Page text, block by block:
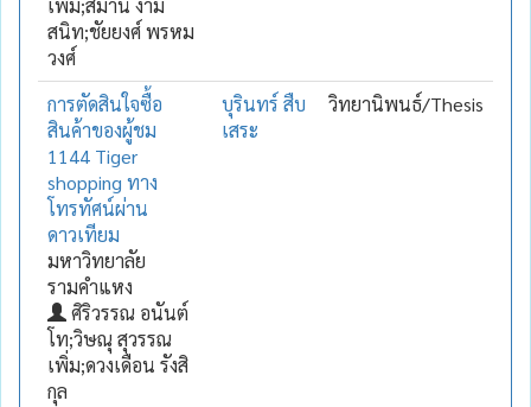
สนิท;ชัยยงศ์ พรหม
วงศ์
การตัดสินใจซื้อ
สินค้าของผู้ชม
1144 Tiger
shopping ทาง
โทรทัศน์ผ่าน
ดาวเทียม
มหาวิทยาลัย
รามคำแหง
ศิริวรรณ อนันต์
โท;วิษณุ สุวรรณ
เพิ่ม;ดวงเดือน รังสิ
กุล
บุรินทร์ สืบ
เสระ
วิทยานิพนธ์/Thesis